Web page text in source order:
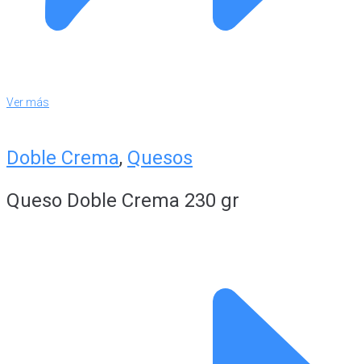
Ver más
Doble Crema, Quesos
Queso Doble Crema 230 gr